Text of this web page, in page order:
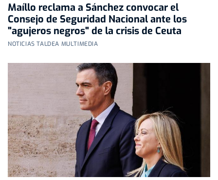
Maíllo reclama a Sánchez convocar el
Consejo de Seguridad Nacional ante los
"agujeros negros" de la crisis de Ceuta
NOTICIAS TALDEA MULTIMEDIA